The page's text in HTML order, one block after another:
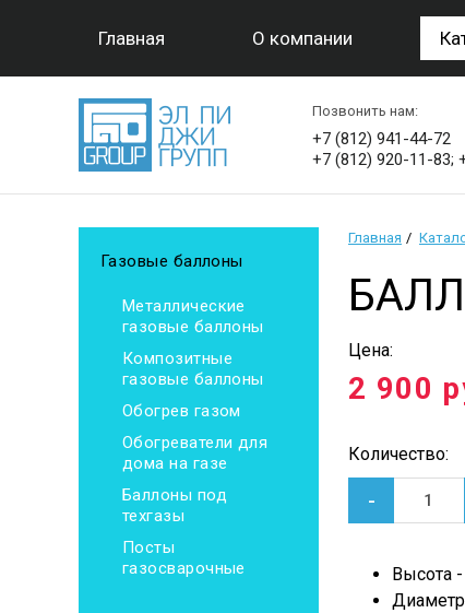
Главная О компании
Позвонить нам:
+7 (812) 941-44-72
+7 (812) 920-11-83;
Газовые баллоны
Металлические
газовые баллоны
Композитные
газовые баллоны
Обогрев газом
Обогреватели для
дома на газе
Баллоны под
техгазы
Посты
газосварочные
Главная
Цена:
2 900
Количество:
-
Высота